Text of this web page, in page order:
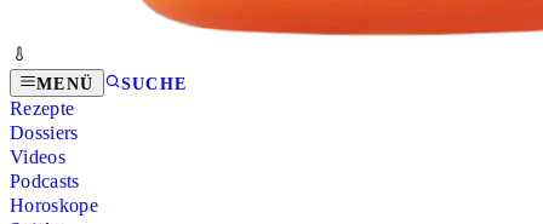
MENÜ SUCHE
Rezepte
Dossiers
Videos
Podcasts
Horoskope